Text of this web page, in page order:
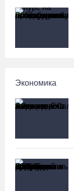
Экономика